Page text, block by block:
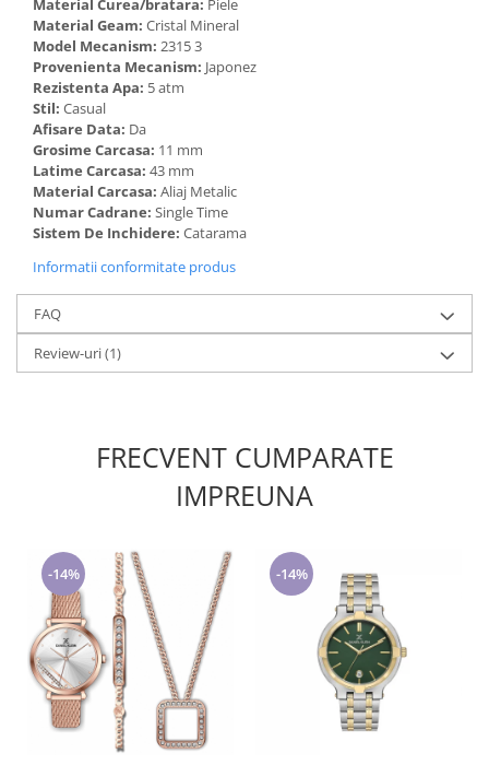
Material Curea/bratara: Piele
Material Geam: Cristal Mineral
Model Mecanism: 2315 3
Provenienta Mecanism: Japonez
Rezistenta Apa: 5 atm
Stil: Casual
Afisare Data: Da
Grosime Carcasa: 11 mm
Latime Carcasa: 43 mm
Material Carcasa: Aliaj Metalic
Numar Cadrane: Single Time
Sistem De Inchidere: Catarama
Informatii conformitate produs
FAQ
Review-uri(1)
FRECVENT CUMPARATE
IMPREUNA
-14% -14%